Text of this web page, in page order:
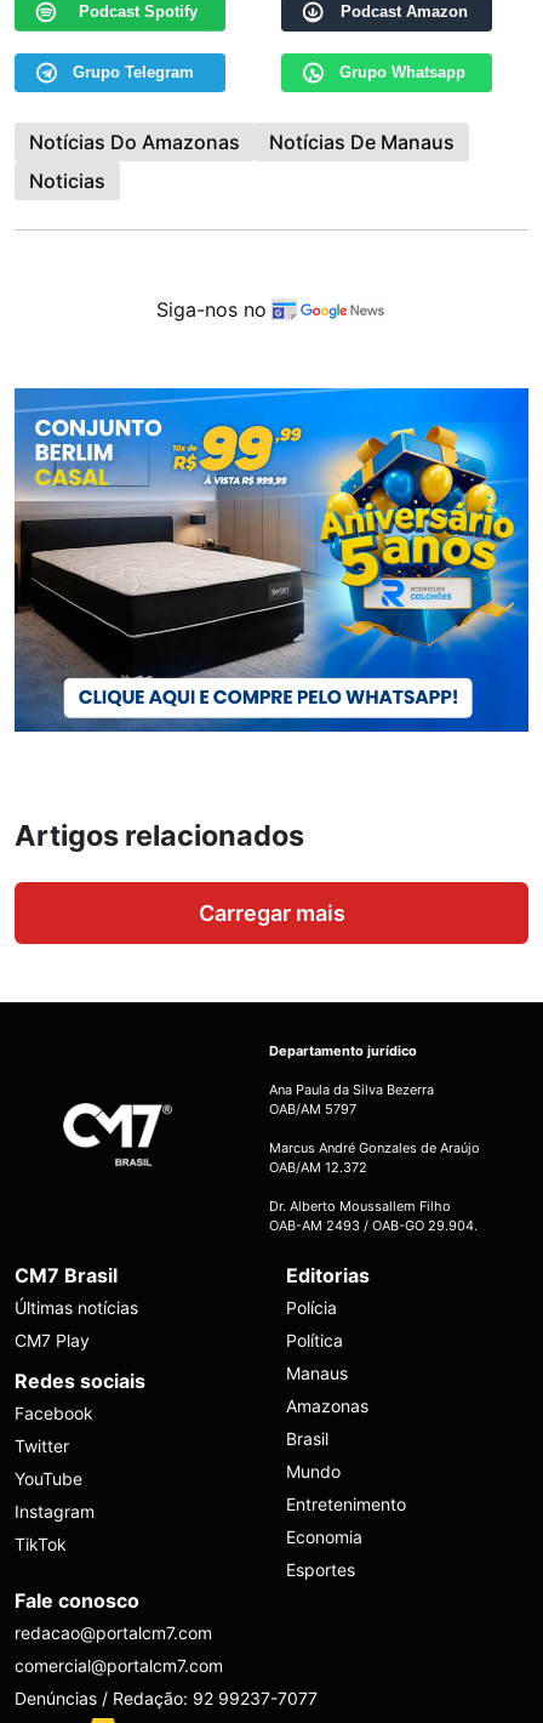
Podcast Spotify Podcast Amazon
Grupo Telegram Grupo Whatsapp
Notícias Do Amazonas
Notícias De Manaus
Noticias
Siga-nos no
Artigos relacionados
Carregar mais
Departamento jurídico
Ana Paula da Silva Bezerra
OAB/AM 5797
Marcus André Gonzales de Araújo
OAB/AM 12.372
Dr. Alberto Moussallem Filho
OAB-AM 2493 / OAB-GO 29.904.
CM7 Brasil
Últimas notícias
CM7 Play
Redes sociais
Facebook
Twitter
YouTube
Instagram
TikTok
Editorias
Polícia
Política
Manaus
Amazonas
Brasil
Mundo
Entretenimento
Economia
Esportes
Fale conosco
redacao@portalcm7.com
comercial@portalcm7.com
Denúncias / Redação: 92 99237-7077